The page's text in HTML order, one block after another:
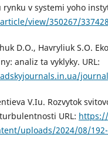
v systemi yoho
view/350267/337428
D.O., Havryliuk S.O.
analiz ta vyklyky. URL:
V.Iu. Rozvytok
URL:
uploads/2024/08/